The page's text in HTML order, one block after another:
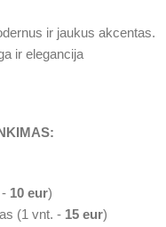
ir jaukus akcentas.
ir elegancija
10 eur)
(1 vnt. - 15 eur)